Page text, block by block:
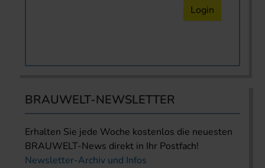
Login
BRAUWELT-NEWSLETTER
Erhalten Sie jede Woche kostenlos die neuesten
BRAUWELT-News direkt in Ihr Postfach!
Newsletter-Archiv und Infos